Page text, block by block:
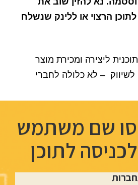
הרצוי או ללינק שנשלח
ליצירה ומכירת מוצר
לשיווק – לא כלולה לחברי
שם משתמש
לתוכן